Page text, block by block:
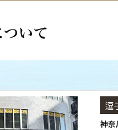
逗
神